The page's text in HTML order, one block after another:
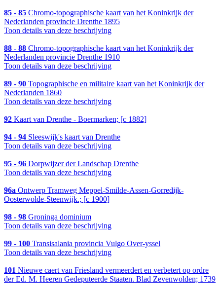
85 - 85 Chromo-topographische kaart van het Koninkrijk der
Nederlanden provincie Drenthe 1895
Toon details van deze beschrijving
88 - 88 Chromo-topographische kaart van het Koninkrijk der
Nederlanden provincie Drenthe 1910
Toon details van deze beschrijving
89 - 90 Topographische en militaire kaart van het Koninkrijk der
Nederlanden 1860
Toon details van deze beschrijving
92 Kaart van Drenthe - Boermarken; [c 1882]
94 - 94 Sleeswijk's kaart van Drenthe
Toon details van deze beschrijving
95 - 96 Dorpwijzer der Landschap Drenthe
Toon details van deze beschrijving
96a Ontwerp Tramweg Meppel-Smilde-Assen-Gorredijk-
Oosterwolde-Steenwijk.; [c 1900]
98 - 98 Groninga dominium
Toon details van deze beschrijving
99 - 100 Transisalania provincia Vulgo Over-yssel
Toon details van deze beschrijving
101 Nieuwe caert van Friesland vermeerdert en verbetert op ordre
der Ed. M. Heeren Gedeputeerde Staaten. Blad Zevenwolden; 1739